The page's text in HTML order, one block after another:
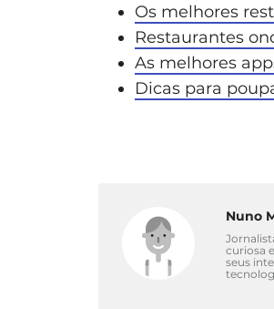
Os melhores
Restaurantes
As melhores
Dicas para
Nuno
curiosa
seus